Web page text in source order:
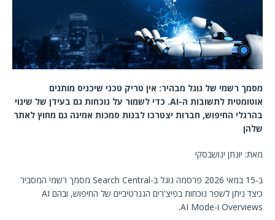
מסמך רשמי של גוגל מבהיר: אין טריק טכני שיכניס מותגים
אוטומטית לתשובות ה-AI. כדי לשמור על נוכחות גם בעידן של שינוי
בהרגלי החיפוש, חברות יצטרכו לבנות סמכות אמינה גם מחוץ לאתר
שלהן
מאת: יונתן ינושבסקי
ב-15 במאי 2026 פרסמה גוגל ב-Search Central מסמך רשמי המסביר
כיצד ניתן לשפר נוכחות בפיצ'רים הגנרטיביים של החיפוש, ובהם AI
Overviews ו-AI Mode.